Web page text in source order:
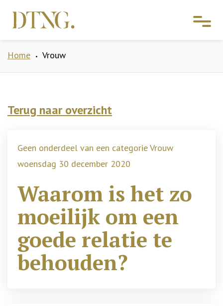
Home • Vrouw
Terug naar overzicht
Geen onderdeel van een categorie Vrouw
woensdag 30 december 2020
Waarom is het zo
moeilijk om een
goede relatie te
behouden?